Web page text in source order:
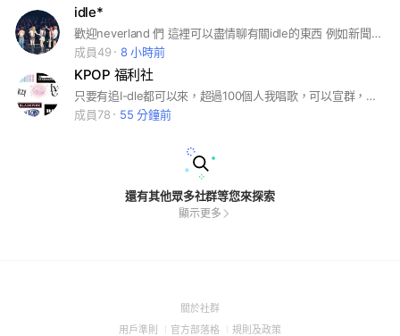
idle*
歡迎neverland 們 這裡可以盡情聊有關idle的東西 例如新聞直播之類的 也可以拿圖 幫我多多宣傳喔！🫶🏻🫶🏻
成員49
8 小時前
KPOP 福利社
只要有追I-dle都可以來，超過100個人我唱歌，可以宣群，如果是新人的話進來請先幫我看一下記事本，這裡的規定是不吵架、不罵髒話，這裡可以釋放壓力 然後每天都會舉辦投票看要送誰的圖，大家記得要投票喔 然後進來如果總管沒有『/自介單』請你自己打 謝謝🙏
成員78
55 分鐘前
還有其他眾多社群等您來探索
顯示更多
關於社群(Open
用戶準則 (Open
官方部落格 (Open
規則及政策(Open